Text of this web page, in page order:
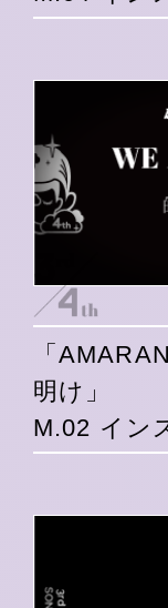
「
明け」
M.02 イン